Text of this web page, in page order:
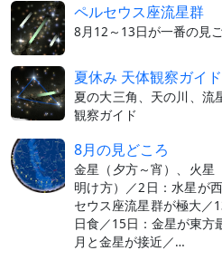
ペルセウス座流星群
8月12～13日が一番の見
夏休み 天体観察ガイド
夏の大三角、天の川、流
観察ガイド
8月の見どころ
金星（夕方～宵）、火星
明け方）／2日：水星が
セウス座流星群が極大／
日食／15日：金星が東方
月と金星が接近／…